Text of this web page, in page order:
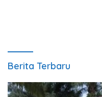
Berita Terbaru